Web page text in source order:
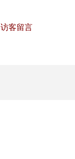
访客留言